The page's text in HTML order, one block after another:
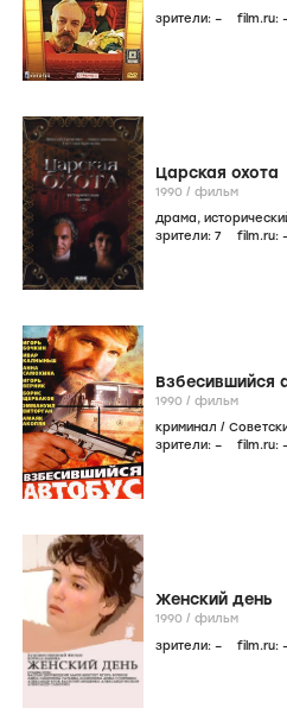
зрители: – film.ru:
Царская охота
1990 / фильм
драма,
зрители: 7 film.ru:
Взбесившийся
1990 / фильм
криминал /
зрители: – film.ru:
Женский день
1990 / фильм
зрители: – film.ru: